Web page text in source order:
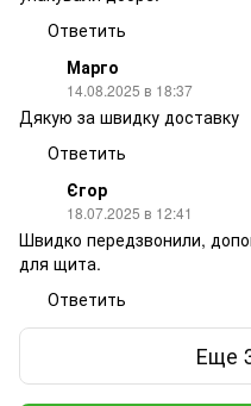
Ответить
Марго
14.08.2025 в 18:37
Дякую за швидку доставку
Ответить
Єгор
18.07.2025 в 12:41
Швидко передзвонили,
для щита.
Ответить
Еще